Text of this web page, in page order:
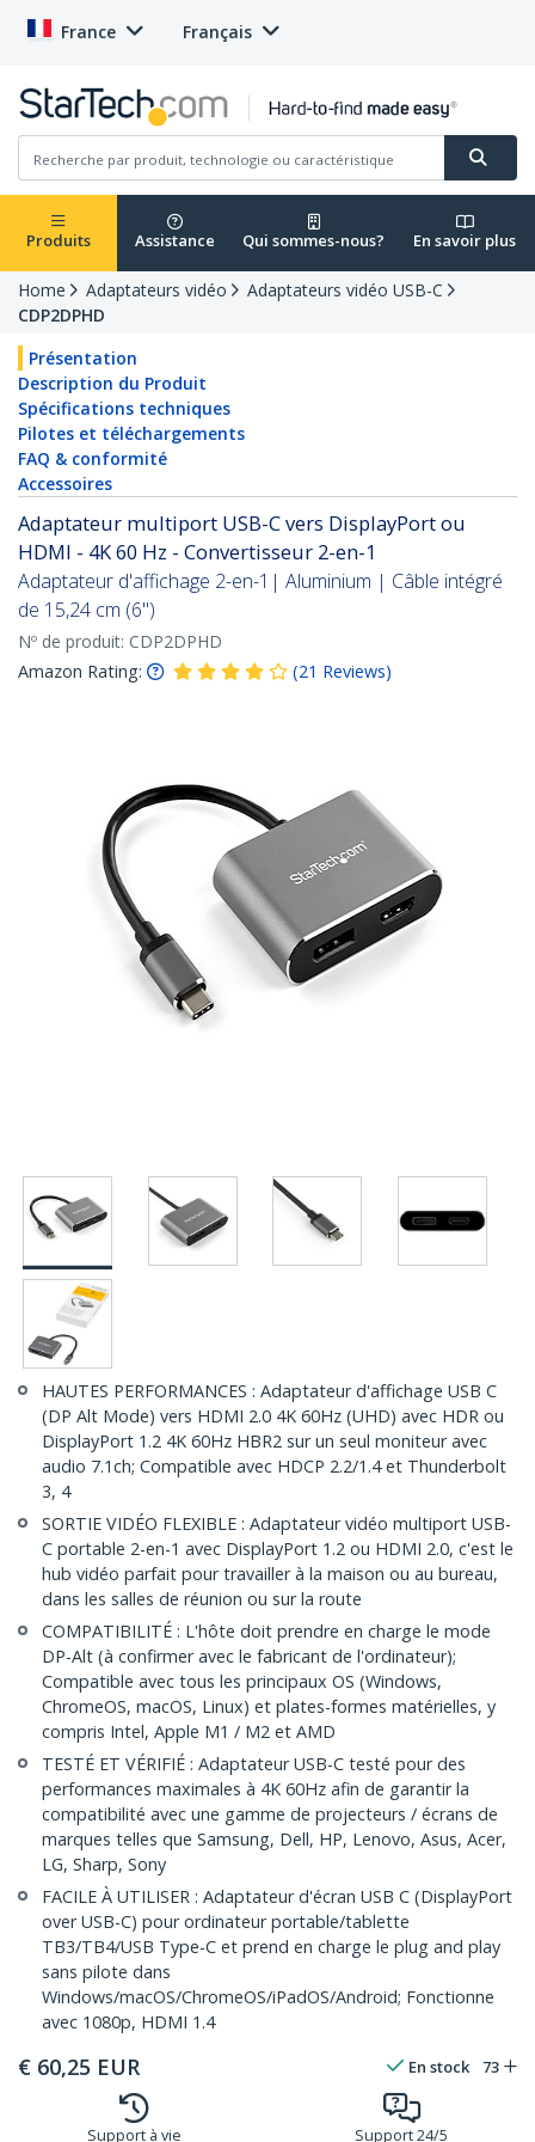
France Français
Produits Assistance Qui sommes-nous? En savoir plus
Home Adaptateurs vidéo
Adaptateurs vidéo USB-C
CDP2DPHD
Présentation
Description du Produit
Spécifications techniques
Pilotes et téléchargements
FAQ & conformité
Accessoires
Adaptateur multiport USB-C vers DisplayPort ou
HDMI - 4K 60 Hz - Convertisseur 2-en-1
Adaptateur d'affichage 2-en-1| Aluminium | Câble intégré
de 15,24 cm (6")
Nº de produit: CDP2DPHD
Amazon Rating:
(21 Reviews)
HAUTES PERFORMANCES : Adaptateur d'affichage USB C
(DP Alt Mode) vers HDMI 2.0 4K 60Hz (UHD) avec HDR ou
DisplayPort 1.2 4K 60Hz HBR2 sur un seul moniteur avec
audio 7.1ch; Compatible avec HDCP 2.2/1.4 et Thunderbolt
3, 4
SORTIE VIDÉO FLEXIBLE : Adaptateur vidéo multiport USB-
C portable 2-en-1 avec DisplayPort 1.2 ou HDMI 2.0, c'est le
hub vidéo parfait pour travailler à la maison ou au bureau,
dans les salles de réunion ou sur la route
COMPATIBILITÉ : L'hôte doit prendre en charge le mode
DP-Alt (à confirmer avec le fabricant de l'ordinateur);
Compatible avec tous les principaux OS (Windows,
ChromeOS, macOS, Linux) et plates-formes matérielles, y
compris Intel, Apple M1 / M2 et AMD
TESTÉ ET VÉRIFIÉ : Adaptateur USB-C testé pour des
performances maximales à 4K 60Hz afin de garantir la
compatibilité avec une gamme de projecteurs / écrans de
marques telles que Samsung, Dell, HP, Lenovo, Asus, Acer,
LG, Sharp, Sony
FACILE À UTILISER : Adaptateur d'écran USB C (DisplayPort
over USB-C) pour ordinateur portable/tablette
TB3/TB4/USB Type-C et prend en charge le plug and play
sans pilote dans
Windows/macOS/ChromeOS/iPadOS/Android; Fonctionne
avec 1080p, HDMI 1.4
€ 60,25 EUR En stock 73
Support à vie Support 24/5